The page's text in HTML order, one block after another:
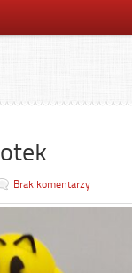
Brak komentarzy